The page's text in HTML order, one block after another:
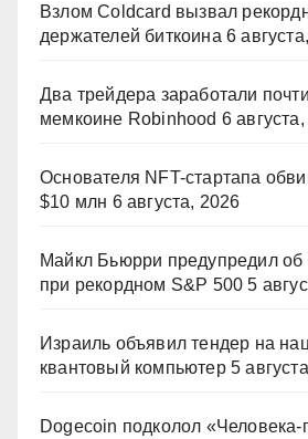
Взлом Coldcard вызвал
держателей биткоина 6
Два трейдера заработали
мемкоине Robinhood 6
Основателя NFT-стартапа
$10 млн 6 августа, 2026
Майкл Бьюрри предупредил об
при рекордном S&P 500 5
Израиль объявил тендер на
квантовый компьютер 5
Dogecoin подколол «Человека-